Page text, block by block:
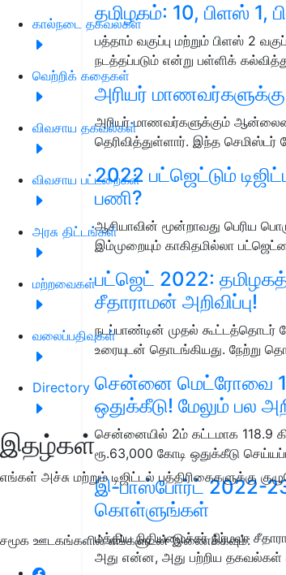
கால்நடை தகவல்கள்
வெற்றிக் கதைகள்
விவசாய தகவல்கள்
விவசாய பட்டறைகள்
அரசு திட்டங்கள்
மற்றவைகள்
வலைப்பதிவுகள்
Directory
இதழ்கள்
எங்கள் அச்சு மற்றும் டிஜிட்டல் பத்திரிகைகளுக்கு
சமூக ஊடகங்களில் எங்களுடன் இணைக்கவும்:
தமிழகம்: 10, பிளஸ் 1,
பத்தாம் வகுப்பு மற்றும் பிளஸ் 2
நடத்தப்படும் என்று பள்ளிக்
அரியர்
அரியர் மாணவர்களுக்கும்
தெரிவித்துள்ளார். இந்த செமிஸ்டர்
2022 பட்ஜெட்டும்
பணி?
ஆசியாவின் மூன்றாவது பெரிய
இம்முறையும் காகிதமில்லா
பட்ஜெட் 2022:
சீதாராமன் அறிவிப்பு!
நடப்பாண்டின் முதல் கூட்டத்தொடர்
உரையுடன் தொடங்கியது. நேற்று
சென்னை மெட்ரோவை
ஒதுக்கீடு! மேலும் பல
சென்னையில் 2ம் கட்டமாக 118.9
ரூ.63,000 கோடி ஒதுக்கீடு
இ-பாஸ்போர்ட் 2022-
கொள்ளுங்கள்
மத்திய நிதியமைச்சர் நிர்மலா
அது என்ன, அது பற்றிய